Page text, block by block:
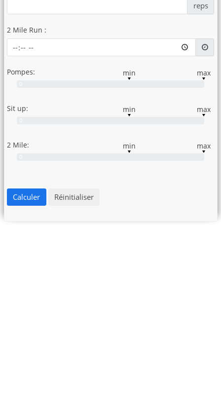
reps
2 Mile Run :
Pompes: max
min
Sit up: max
min
2 Mile: max
min
Calculer Réinitialiser